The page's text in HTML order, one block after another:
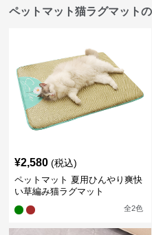
ペットマット猫ラグマット
¥2,580 (税込)
ペットマット 夏用ひんやり爽快
い草編み猫ラグマット
全2色